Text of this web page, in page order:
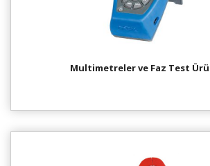
Multimetreler ve Faz Test